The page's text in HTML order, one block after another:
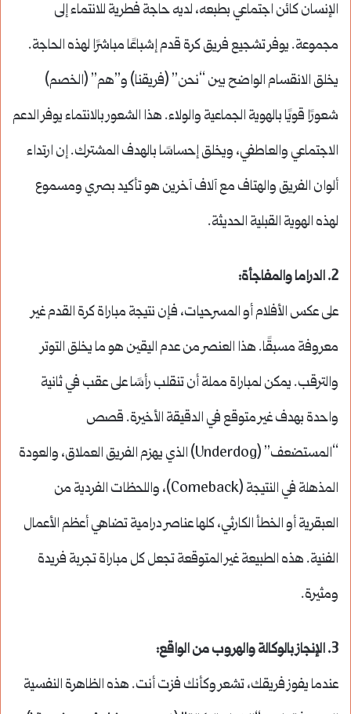
الإنسان كائن اجتماعي بطبعه، لديه حاجة فطرية للانتماء إلى
مجموعة. يوفر تشجيع فريق كرة قدم إشباعًا مباشرًا لهذه الحاجة.
يخلق الانقسام الواضح بين “نحن” (فريقنا) و”هم” (الخصم)
شعورًا قويًا بالهوية الجماعية والولاء. هذا الشعور بالانتماء يوفر الدعم
الاجتماعي والعاطفي، ويخلق إحساسًا بالهدف المشترك. إن ارتداء
ألوان الفريق والهتاف مع آلاف آخرين هو تأكيد بصري ومسموع
لهذه الهوية القبلية الحديثة.
2. الدراما والمفاجأة:
على عكس الأفلام أو المسرحيات، فإن نتيجة مباراة كرة القدم غير
معروفة مسبقًا. هذا العنصر من عدم اليقين هو ما يخلق التوتر
والترقب. يمكن لمباراة مملة أن تنقلب رأسًا على عقب في ثانية
واحدة بهدف غير متوقع في الدقيقة الأخيرة. قصص
“المستضعف” (Underdog) الذي يهزم الفريق العملاق، والعودة
المذهلة في النتيجة (Comeback)، واللحظات الفردية من
العبقرية أو الخطأ الكارثي، كلها عناصر درامية تضاهي أعظم الأعمال
الفنية. هذه الطبيعة غير المتوقعة تجعل كل مباراة تجربة فريدة
ومثيرة.
3. الإنجاز بالوكالة والهروب من الواقع:
عندما يفوز فريقك، تشعر وكأنك فزت أنت. هذه الظاهرة النفسية